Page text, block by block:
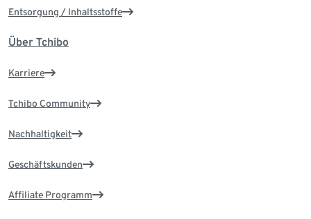
Entsorgung / Inhaltsstoffe
Über Tchibo
Karriere
Tchibo Community
Nachhaltigkeit
Geschäftskunden
Affiliate Programm